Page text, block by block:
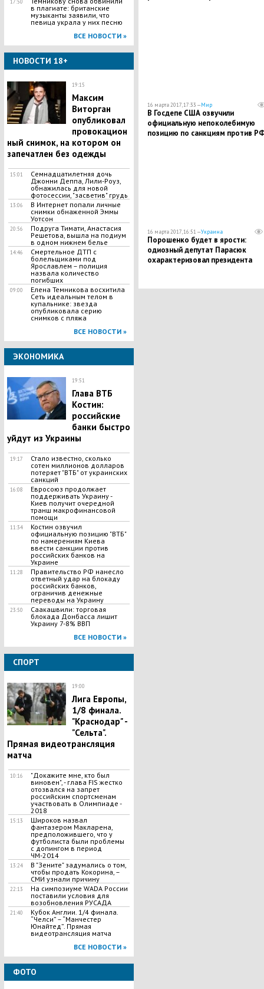
17:50
в плагиате: британские
музыканты заявили, что
певица украла у них песню
ВСЕ НОВОСТИ »
НОВОСТИ 18+
19:15
Максим
Виторган
опубликовал
провокацион
ный снимок, на котором он
запечатлен без одежды
15:01
Семнадцатилетняя дочь
Джонни Деппа, Лили-Роуз,
обнажилась для новой
фотосессии, "засветив" грудь
13:06
В Интернет попали личные
снимки обнаженной Эммы
Уотсон
20:56
Подруга Тимати, Анастасия
Решетова, вышла на подиум
в одном нижнем белье
14:46
Смертельное ДТП с
болельщиками под
Ярославлем – полиция
назвала количество
погибших
09:00
Елена Темникова восхитила
Сеть идеальным телом в
купальнике: звезда
опубликовала серию
снимков с пляжа
ВСЕ НОВОСТИ »
ЭКОНОМИКА
19:51
Глава ВТБ
Костин:
российские
банки быстро
уйдут из Украины
19:17
Стало известно, сколько
сотен миллионов долларов
потеряет "ВТБ" от украинских
санкций
16:08
Евросоюз продолжает
поддерживать Украину -
Киев получит очередной
транш макрофинансовой
помощи
11:34
Костин озвучил
официальную позицию "ВТБ"
по намерениям Киева
ввести санкции против
российских банков на
Украине
11:28
Правительство РФ нанесло
ответный удар на блокаду
российских банков,
ограничив денежные
переводы на Украину
23:50
Саакашвили: торговая
блокада Донбасса лишит
Украину 7-8% ВВП
ВСЕ НОВОСТИ »
СПОРТ
19:00
Лига Европы,
1/8 финала.
"Краснодар" -
"Сельта".
Прямая видеотрансляция
матча
10:16
"Докажите мне, кто был
виновен", - глава FIS жестко
отозвался на запрет
российским спортсменам
участвовать в Олимпиаде -
2018
15:13
Широков назвал
фантазером Макларена,
предположившего, что у
футболиста были проблемы
с допингом в период
ЧМ-2014
13:24
В "Зените" задумались о том,
чтобы продать Кокорина, –
СМИ узнали причину
22:13
На симпозиуме WADA России
поставили условия для
возобновления РУСАДА
21:40
Кубок Англии. 1/4 финала.
“Челси” – “Манчестер
Юнайтед”. Прямая
видеотрансляция матча
ВСЕ НОВОСТИ »
ФОТО
16 марта 2017, 17:33 —Мир
В Госдепе США озвучили
официальную непоколебимую
позицию по санкциям против
16 марта 2017, 16:51 —Украина
Порошенко будет в ярости:
одиозный депутат Парасюк
охарактеризовал президента